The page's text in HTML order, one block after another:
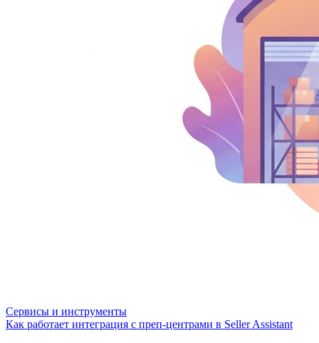
Сервисы и инструменты
Как работает интеграция с преп-центрами в Seller Assistant